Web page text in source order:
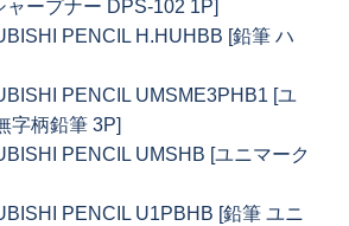
ープナー DPS-102 1P]
PENCIL H.HUHBB [鉛筆 ハ
PENCIL UMSME3PHB1 [ユ
字柄鉛筆 3P]
PENCIL UMSHB [ユニマーク
PENCIL U1PBHB [鉛筆 ユニ